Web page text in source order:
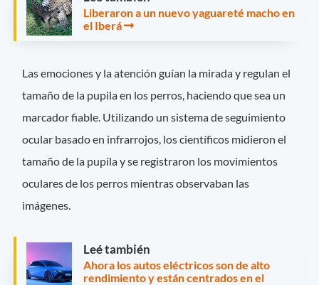
Liberaron a un nuevo yaguareté macho en
el Iberá
Las emociones y la atención guían la mirada y regulan el
tamaño de la pupila en los perros, haciendo que sea un
marcador fiable. Utilizando un sistema de seguimiento
ocular basado en infrarrojos, los científicos midieron el
tamaño de la pupila y se registraron los movimientos
oculares de los perros mientras observaban las
imágenes.
Leé también
Ahora los autos eléctricos son de alto
rendimiento y están centrados en el